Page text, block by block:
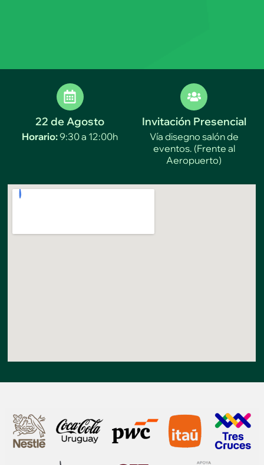
22 de Agosto
Horario:9:30 a 12:00h
Invitación Presencial
Vía disegno salón de
eventos. (Frente al
Aeropuerto)